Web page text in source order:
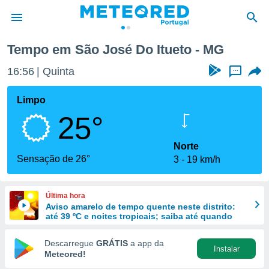
da
foi
fornecidas
a este
das
e
forma
digital
Tempo em São José Do Itueto - MG
16:56 Quinta ...
Limpo
25°
Sensação de 26°
Norte
3
19 km/h
Última hora
Aviso amarelo de tempo quente neste distrito:
até 39 ºC e noites tropicais; saiba até quando
Descarregue GRÁTIS a app da
Meteored!
Instalar